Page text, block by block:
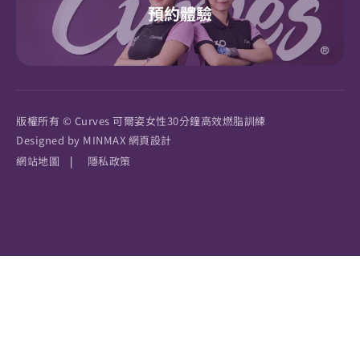
預約
預約體驗
版權所有 © Curves 可爾姿女性30分鐘高效燃脂訓練
Designed by MINMAX 網頁設計
網站地圖
| 隱私政策